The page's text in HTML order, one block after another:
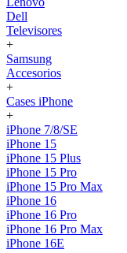
Dell
Televisores
+
Samsung
Accesorios
+
Cases iPhone
+
iPhone 7/8/SE
iPhone 15
iPhone 15 Plus
iPhone 15 Pro
iPhone 15 Pro Max
iPhone 16
iPhone 16 Pro
iPhone 16 Pro Max
iPhone 16E